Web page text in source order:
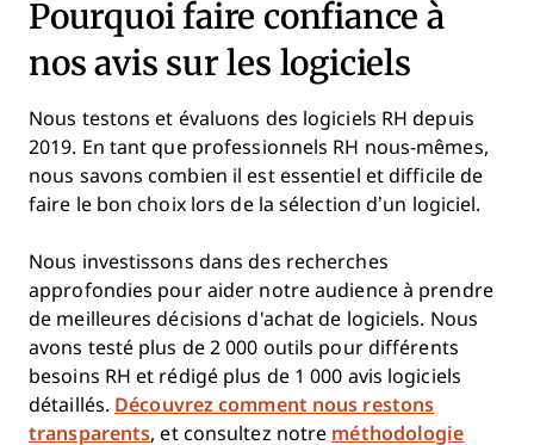
Pourquoi faire confiance à
nos avis sur les logiciels
Nous testons et évaluons des logiciels RH depuis
2019. En tant que professionnels RH nous-mêmes,
nous savons combien il est essentiel et difficile de
faire le bon choix lors de la sélection d’un logiciel.
Nous investissons dans des recherches
approfondies pour aider notre audience à prendre
de meilleures décisions d'achat de logiciels. Nous
avons testé plus de 2 000 outils pour différents
besoins RH et rédigé plus de 1 000 avis logiciels
détaillés. Découvrez comment nous restons
transparents, et consultez notre méthodologie